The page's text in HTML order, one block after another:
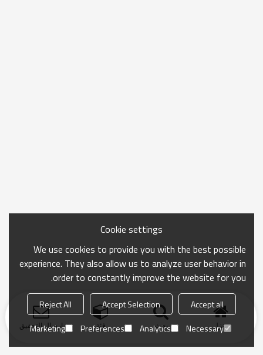
منزل بحث فئة ارسال التحقيق
Cookie settings
We use cookies to provide you with the best possible
experience. They also allow us to analyze user behavior in
order to constantly improve the website for you.
Accept all
Accept Selection
Reject All
Necessary
Analytics
Preferences
Marketing